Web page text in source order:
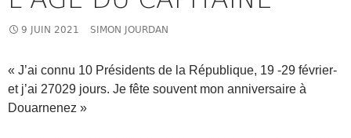
9 JUIN 2021 SIMON JOURDAN
« J’ai connu 10 Présidents de la République, 19 -29 février-
et j’ai 27029 jours. Je fête souvent mon anniversaire à
Douarnenez »